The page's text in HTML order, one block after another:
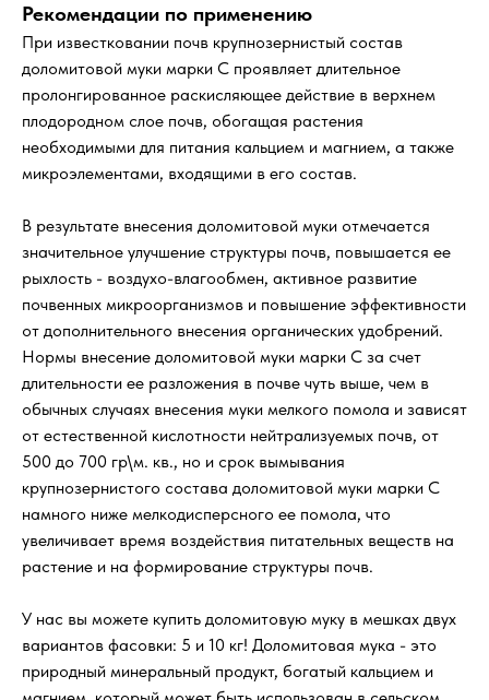
Рекомендации по применению
При известковании почв крупнозернистый состав
доломитовой муки марки С проявляет длительное
пролонгированное раскисляющее действие в верхнем
плодородном слое почв, обогащая растения
необходимыми для питания кальцием и магнием, а также
микроэлементами, входящими в его состав.
В результате внесения доломитовой муки отмечается
значительное улучшение структуры почв, повышается ее
рыхлость - воздухо-влагообмен, активное развитие
почвенных микроорганизмов и повышение эффективности
от дополнительного внесения органических удобрений.
Нормы внесение доломитовой муки марки С за счет
длительности ее разложения в почве чуть выше, чем в
обычных случаях внесения муки мелкого помола и зависят
от естественной кислотности нейтрализуемых почв, от
500 до 700 гр\м. кв., но и срок вымывания
крупнозернистого состава доломитовой муки марки С
намного ниже мелкодисперсного ее помола, что
увеличивает время воздействия питательных веществ на
растение и на формирование структуры почв.
У нас вы можете купить доломитовую муку в мешках двух
вариантов фасовки: 5 и 10 кг! Доломитовая мука - это
природный минеральный продукт, богатый кальцием и